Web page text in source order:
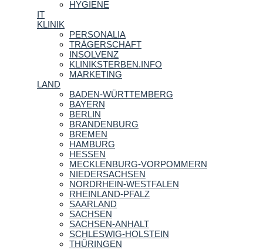
HYGIENE
IT
KLINIK
PERSONALIA
TRÄGERSCHAFT
INSOLVENZ
KLINIKSTERBEN.INFO
MARKETING
LAND
BADEN-WÜRTTEMBERG
BAYERN
BERLIN
BRANDENBURG
BREMEN
HAMBURG
HESSEN
MECKLENBURG-VORPOMMERN
NIEDERSACHSEN
NORDRHEIN-WESTFALEN
RHEINLAND-PFALZ
SAARLAND
SACHSEN
SACHSEN-ANHALT
SCHLESWIG-HOLSTEIN
THÜRINGEN